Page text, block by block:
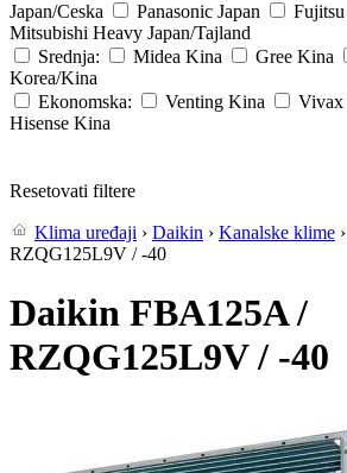
Japan/Ceska
Panasonic Japan Fujitsu
Mitsubishi Heavy Japan/Tajland
Srednja:
Midea Kina Gree Kina
Korea/Kina
Ekonomska:
Venting Kina Vivax
Hisense Kina
Resetovati filtere
Klima uređaji › Daikin › Kanalske klime ›
RZQG125L9V / -40
Daikin FBA125A /
RZQG125L9V / -40